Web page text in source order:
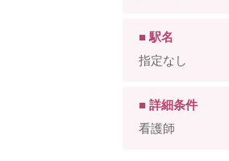
■ 駅名
指定なし
■ 詳細条件
看護師